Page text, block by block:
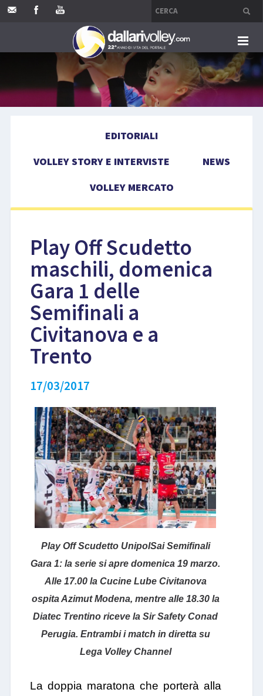
HOME
EVENTI
LIBRI
EDITORIALI
VOLLEY STORY E INTERVISTE
NEWS
VOLLEY MERCATO
Play Off Scudetto
maschili, domenica
Gara 1 delle
Semifinali a
Civitanova e a
Trento
17/03/2017
Play Off Scudetto UnipolSai Semifinali
Gara 1: la serie si apre domenica 19 marzo.
Alle 17.00 la Cucine Lube Civitanova
ospita Azimut Modena, mentre alle 18.30 la
Diatec Trentino riceve la Sir Safety Conad
Perugia. Entrambi i match in diretta su
Lega Volley Channel
La doppia maratona che porterà alla